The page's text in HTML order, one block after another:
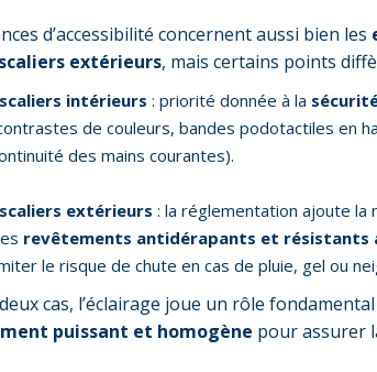
d’accessibilité concernent aussi bien les
extérieurs, mais certains points
intérieurs : priorité donnée à la
de couleurs, bandes podotactiles en
des mains courantes).
extérieurs : la réglementation ajoute la
revêtements antidérapants et résistants
le risque de chute en cas de pluie, gel ou
cas, l’éclairage joue un rôle
puissant et homogène pour assurer